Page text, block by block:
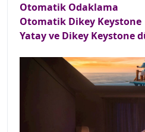
Otomatik Odaklama
Otomatik Dikey Keystone
Yatay ve Dikey Keystone